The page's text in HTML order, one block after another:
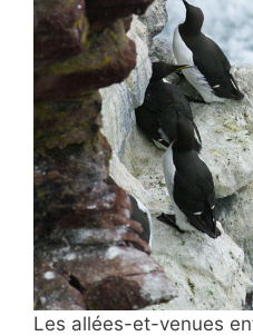
Les allées-et-venues